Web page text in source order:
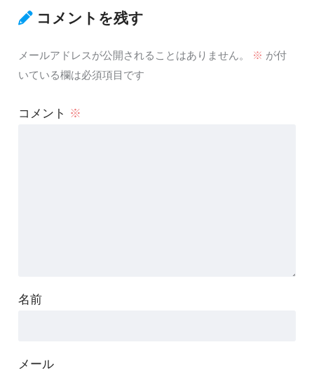
コメントを残す
メールアドレスが公開されることはありません。 ※ が付
いている欄は必須項目です
コメント ※
名前
メール